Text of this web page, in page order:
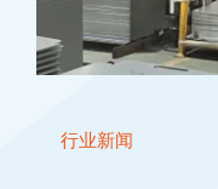
行业新闻